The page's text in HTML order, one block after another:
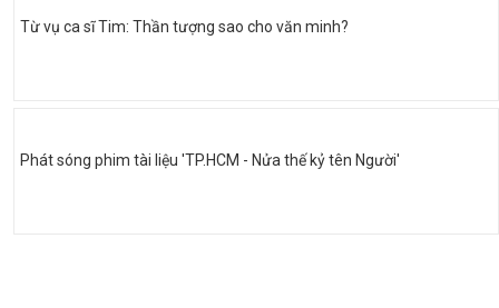
Từ vụ ca sĩ Tim: Thần tượng sao cho văn minh?
Phát sóng phim tài liệu 'TP.HCM - Nửa thế kỷ tên Người'